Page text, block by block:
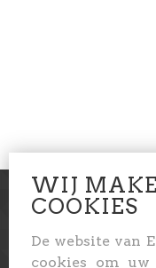
WIJ
COOKIES
De website van
cookies om uw
"Aparte